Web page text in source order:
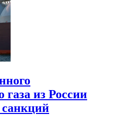
газа из России